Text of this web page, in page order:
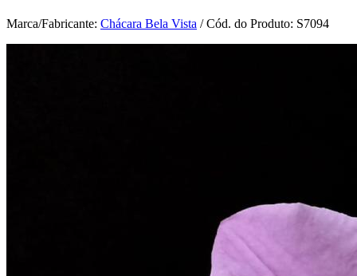
Marca/Fabricante: Chácara Bela Vista / Cód. do Produto: S7094